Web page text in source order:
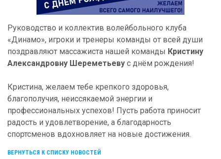
Руководство и коллектив волейбольного клуба
«Динамо», игроки и тренеры команды от всей души
поздравляют массажиста нашей команды Кристину
Александровну Шереметьеву с днём рождения!
Кристина, желаем тебе крепкого здоровья,
благополучия, неиссякаемой энергии и
профессиональных успехов! Пусть работа приносит
радость и удовлетворение, а благодарность
спортсменов вдохновляет на новые достижения.
ВЕРНУТЬСЯ К СПИСКУ НОВОСТЕЙ